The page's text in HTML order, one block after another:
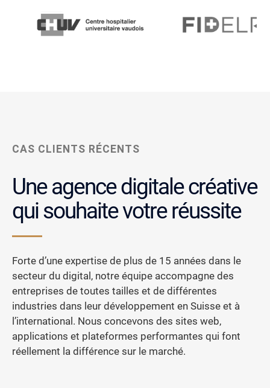
CAS CLIENTS RÉCENTS
Une agence digitale créative
qui souhaite votre réussite
Forte d’une expertise de plus de 15 années dans le
secteur du digital, notre équipe accompagne des
entreprises de toutes tailles et de différentes
industries dans leur développement en Suisse et à
l’international. Nous concevons des sites web,
applications et plateformes performantes qui font
réellement la différence sur le marché.